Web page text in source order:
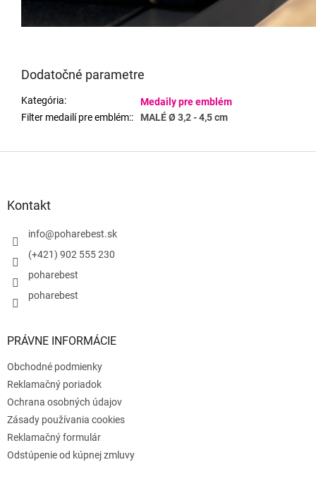
Dodatočné parametre
Kategória:
Medaily pre emblém
Filter medailí pre emblém:: MALÉ Ø 3,2 - 4,5 cm
Kontakt
info@poharebest.sk
(+421) 902 555 230
poharebest
poharebest
PRÁVNE INFORMÁCIE
Obchodné podmienky
Reklamačný poriadok
Ochrana osobných údajov
Zásady používania cookies
Reklamačný formulár
Odstúpenie od kúpnej zmluvy